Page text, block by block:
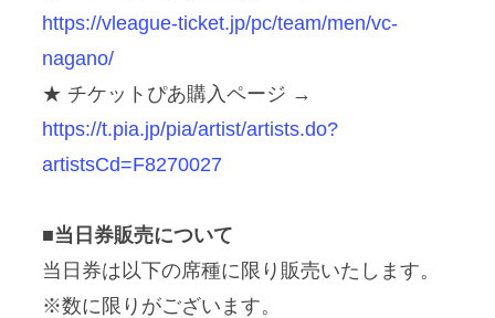
https://vleague-ticket.jp/pc/team/men/vc-
nagano/
★ チケットぴあ購入ページ →
https://t.pia.jp/pia/artist/artists.do?
artistsCd=F8270027
■当日券販売について
当日券は以下の席種に限り販売いたします。
※数に限りがございます。